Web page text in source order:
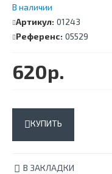
В наличии
Артикул: 01243
Референс: 05529
620р.
КУПИТЬ
В ЗАКЛАДКИ